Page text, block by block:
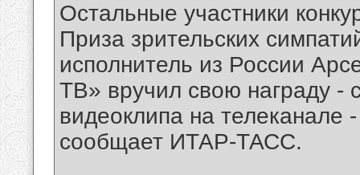
Остальные участники
Приза зрительских
исполнитель из России
ТВ» вручил свою награду -
видеоклипа на
сообщает ИТАР-ТАСС.